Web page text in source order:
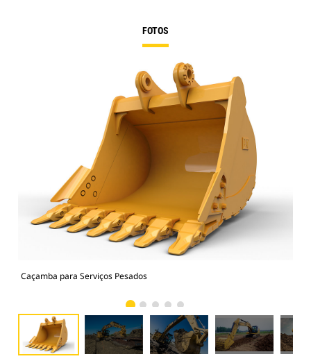
FOTOS
Caçamba para Serviços Pesados